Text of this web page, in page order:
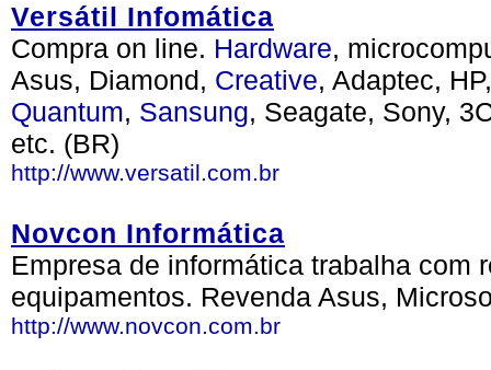
Versátil Infomática
Compra on line. Hardware,
Asus, Diamond, Creative, Adaptec,
Quantum, Sansung, Seagate, Sony,
etc. (BR)
http://www.versatil.com.br
Novcon Informática
Empresa de informática trabalha com
equipamentos. Revenda Asus,
http://www.novcon.com.br